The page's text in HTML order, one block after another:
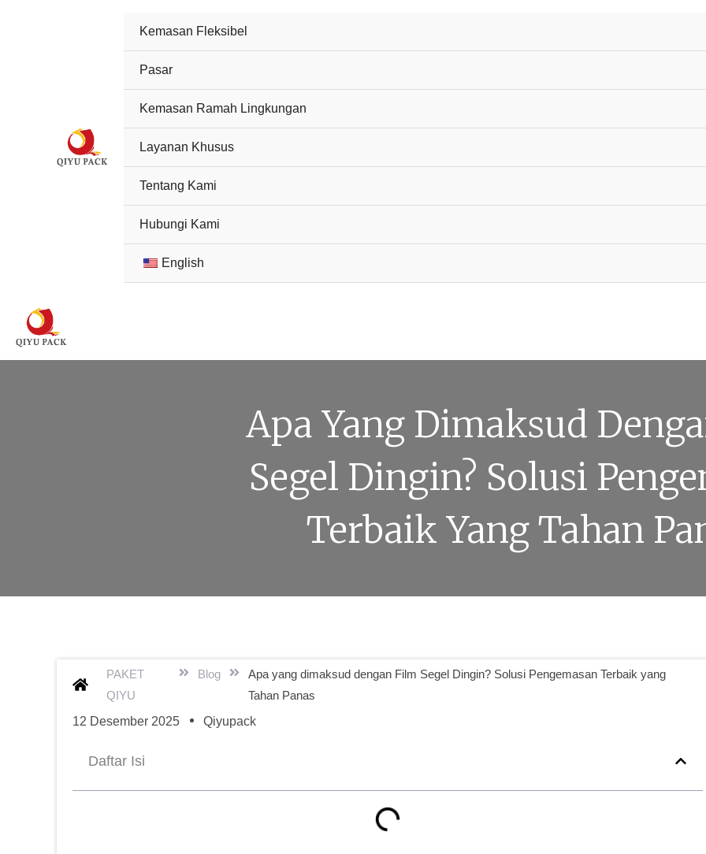
Kemasan Fleksibel
Pasar
Kemasan Ramah Lingkungan
Layanan Khusus
Tentang Kami
Hubungi Kami
English
Apa Yang Dimaksud
Segel Dingin? Solusi
Terbaik Yang Tahan
PAKET
QIYU
Blog
Apa yang dimaksud dengan Film Segel Dingin? Solusi Pengemasan Terbaik yang
Tahan Panas
12 Desember 2025
Qiyupack
Daftar Isi